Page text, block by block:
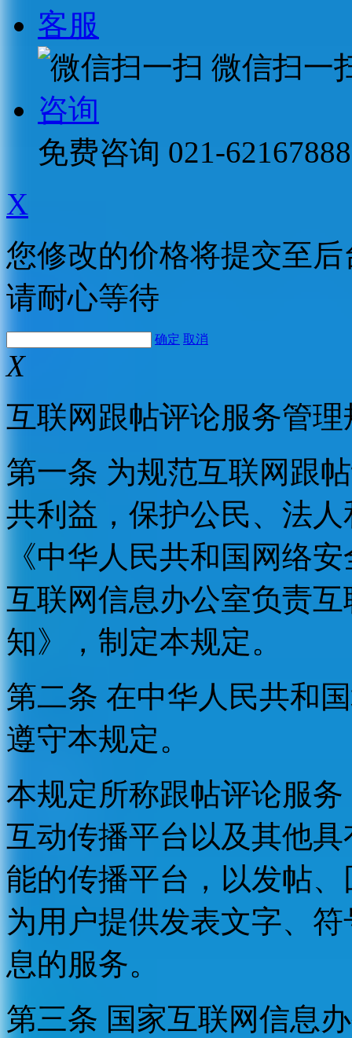
客服
微信扫一
咨询
免费咨询 021-62167888
X
您修改的价格将提交至
请耐心等待
确定 取消
X
互联网跟帖评论服务管理
第一条 为规范互联网跟
共利益，保护公民、法
《中华人民共和国网络
互联网信息办公室负责
知》，制定本规定。
第二条 在中华人民共和
遵守本规定。
本规定所称跟帖评论服
互动传播平台以及其他
能的传播平台，以发帖
为用户提供发表文字、
息的服务。
第三条 国家互联网信息